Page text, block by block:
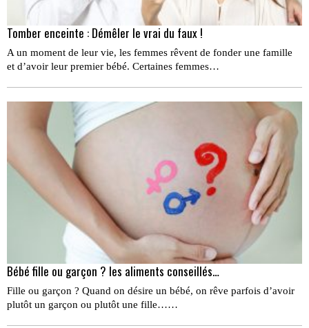
Tomber enceinte : Démêler le vrai du faux !
A un moment de leur vie, les femmes rêvent de fonder une famille
et d’avoir leur premier bébé. Certaines femmes…
Bébé fille ou garçon ? les aliments conseillés…
Fille ou garçon ? Quand on désire un bébé, on rêve parfois d’avoir
plutôt un garçon ou plutôt une fille……